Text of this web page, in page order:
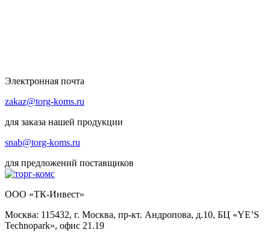
Электронная почта
zakaz@torg-koms.ru
для заказа нашей продукции
snab@torg-koms.ru
для предложений поставщиков
ООО «ТК-Инвест»
Москва: 115432, г. Москва, пр-кт. Андропова, д.10, БЦ «YE’S
Technopark», офис 21.19